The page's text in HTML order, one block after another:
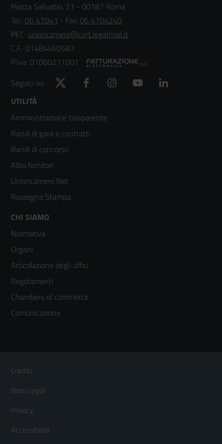
Piazza Sallustio, 21 - 00187 Roma
Tel.: 06 47041 - Fax: 06 4704240
PEC: unioncamere@cert.legalmail.it
C.F.: 01484460587
P.Iva: 01000211001
Seguici su:
Twitter Facebook Instagram YouTube
Footer
menù
colonna
2
UTILITÀ
Amministrazione trasparente
Bandi di gara e contratti
Bandi di concorso
Albo fornitori
Unioncamere.Net
Rassegna Stampa
Footer
menù
colonna
3
CHI SIAMO
Normativa
Organi
Articolazione degli uffici
Regolamenti
Chambers of commerce
Comunicazione
Footer
Menù
orizzontale
Credits
Note Legali
Privacy
Accessibilità